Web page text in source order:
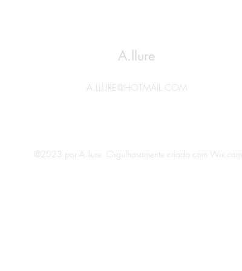
A.llure
A.LLURE@HOTMAIL.COM
©2023 por A.llure. Orgulhosamente criado com Wix.com